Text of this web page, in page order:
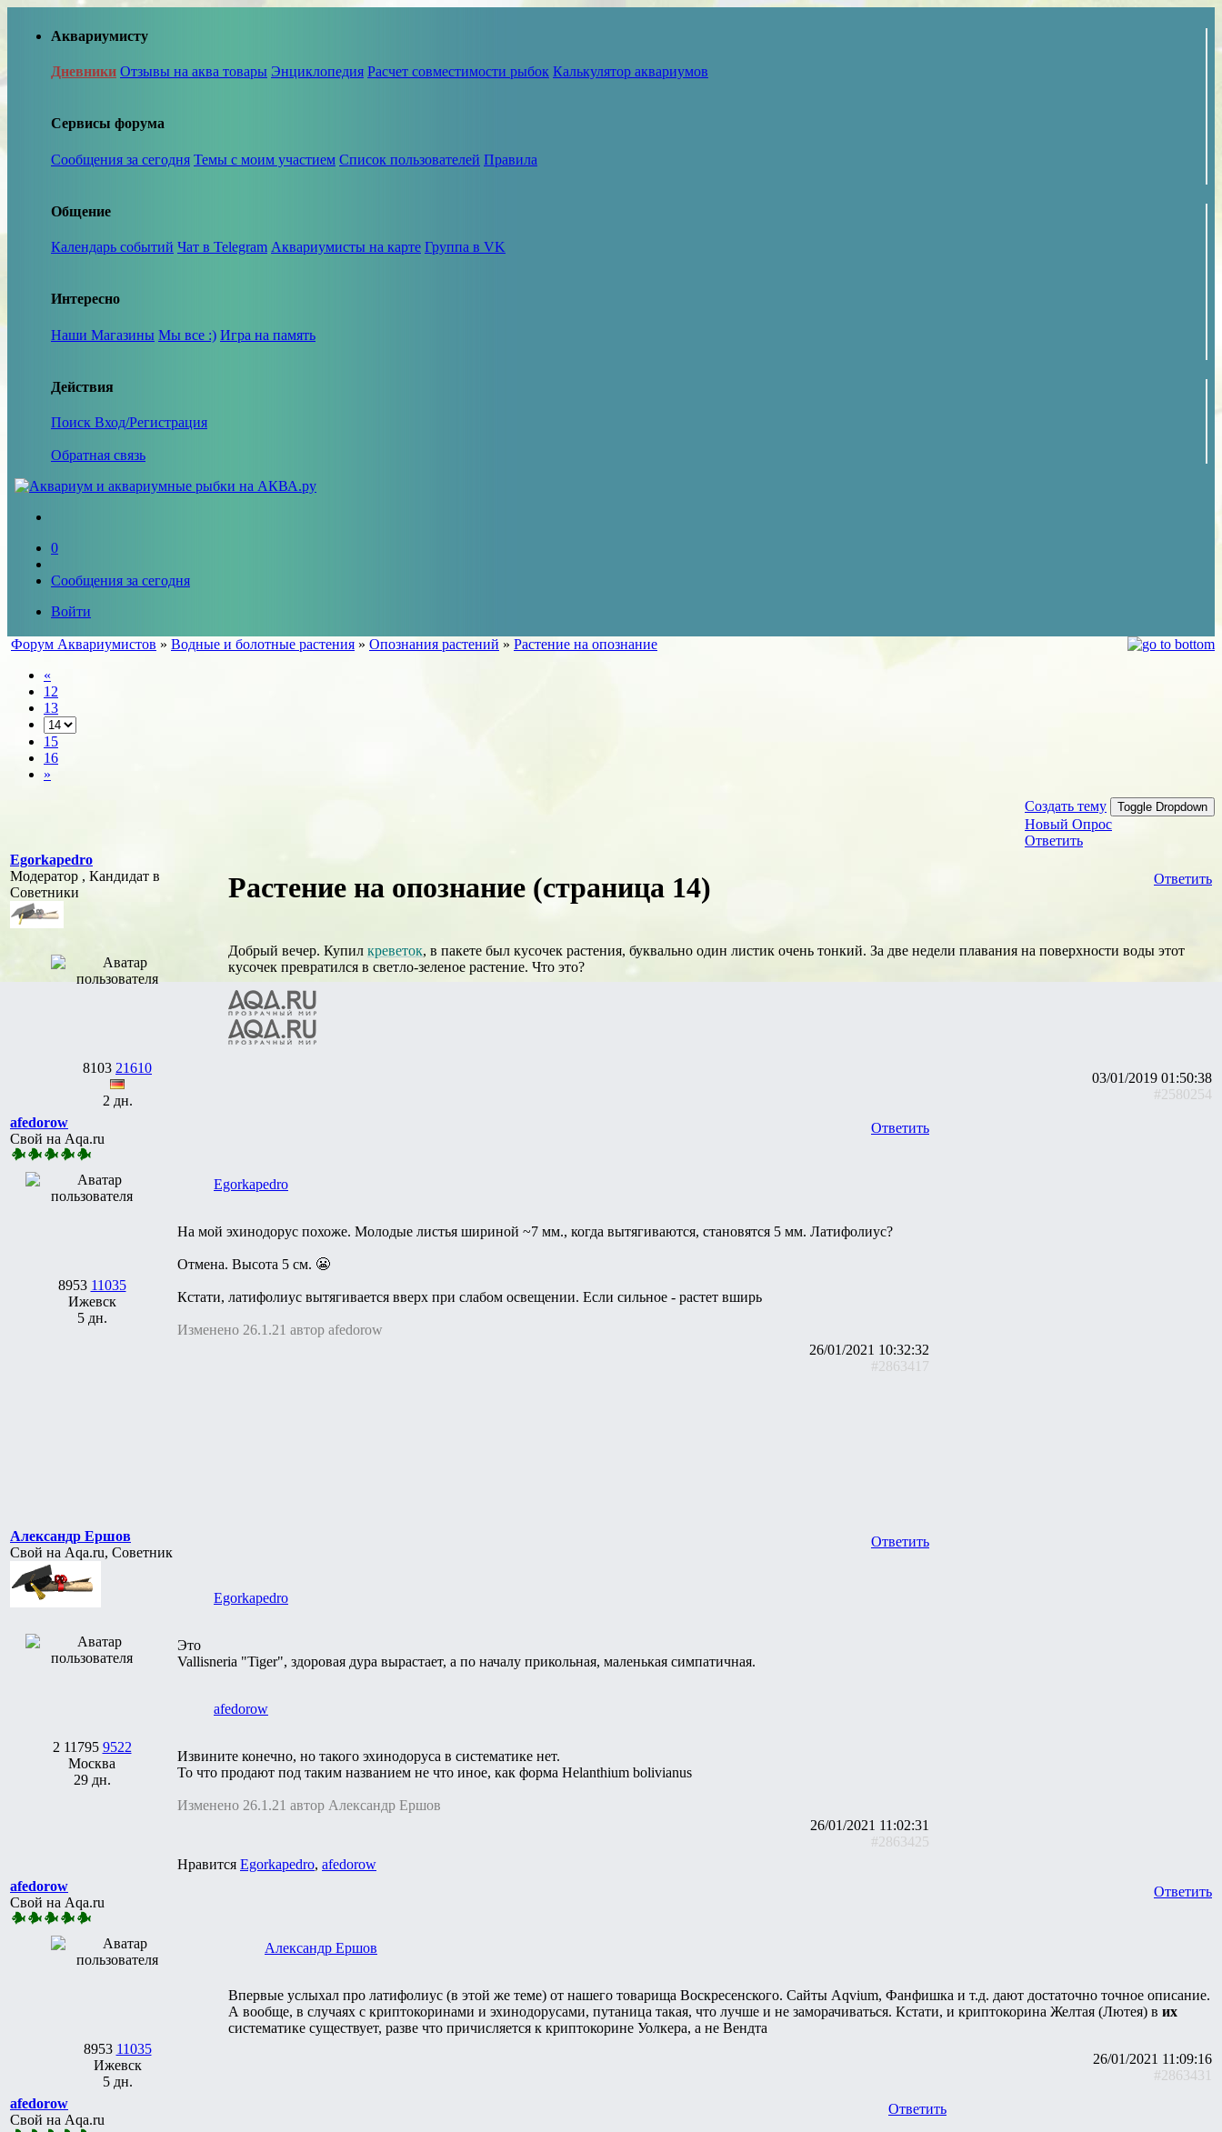
Аквариумисту
Дневники Отзывы на аква товары Энциклопедия Расчет совместимости рыбок Калькулятор аквариумов
Сервисы форума
Сообщения за сегодня Темы с моим участием Список пользователей Правила
Общение
Календарь событий Чат в Telegram Аквариумисты на карте Группа в VK
Интересно
Наши Магазины Мы все :) Игра на память
Действия
Поиск Вход/Регистрация
Обратная связь
0
Сообщения за сегодня
Войти
Форум Аквариумистов » Водные и болотные растения » Опознания растений » Растение на опознание
«
12
13
15
16
»
Создать тему Toggle Dropdown
Новый Опрос
Ответить
Egorkapedro
Модератор , Кандидат в
Советники
8103 21610
2 дн.
Ответить
Растение на опознание (страница 14)
Добрый вечер. Купил креветок, в пакете был кусочек растения, буквально один листик очень тонкий. За две недели плавания на поверхности воды этот
кусочек превратился в светло-зеленое растение. Что это?
03/01/2019 01:50:38
#2580254
afedorow
Свой на Aqa.ru
8953 11035
Ижевск
5 дн.
Ответить
Egorkapedro
На мой эхинодорус похоже. Молодые листья шириной ~7 мм., когда вытягиваются, становятся 5 мм. Латифолиус?
Отмена. Высота 5 см. 😬
Кстати, латифолиус вытягивается вверх при слабом освещении. Если сильное - растет вширь
Изменено 26.1.21 автор afedorow
26/01/2021 10:32:32
#2863417
Александр Ершов
Свой на Aqa.ru, Советник
2 11795 9522
Москва
29 дн.
Ответить
Egorkapedro
Это
Vallisneria "Tiger", здоровая дура вырастает, а по началу прикольная, маленькая симпатичная.
afedorow
Извините конечно, но такого эхинодоруса в систематике нет.
То что продают под таким названием не что иное, как форма Helanthium bolivianus
Изменено 26.1.21 автор Александр Ершов
26/01/2021 11:02:31
#2863425
Нравится Egorkapedro, afedorow
afedorow
Свой на Aqa.ru
8953 11035
Ижевск
5 дн.
Ответить
Александр Ершов
Впервые услыхал про латифолиус (в этой же теме) от нашего товарища Воскресенского. Сайты Aqvium, Фанфишка и т.д. дают достаточно точное описание.
А вообще, в случаях с криптокоринами и эхинодорусами, путаница такая, что лучше и не заморачиваться. Кстати, и криптокорина Желтая (Лютея) в их
систематике существует, разве что причисляется к криптокорине Уолкера, а не Вендта
26/01/2021 11:09:16
#2863431
afedorow
Свой на Aqa.ru
Ответить